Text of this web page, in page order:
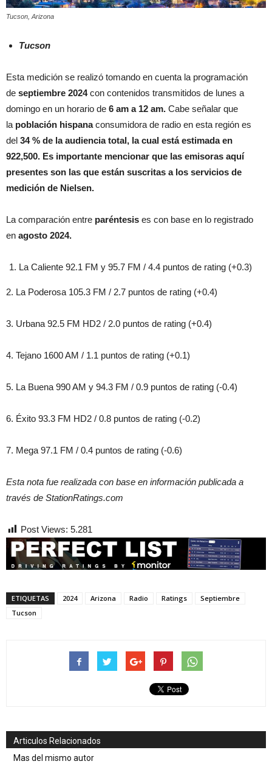
Tucson, Arizona
Tucson
Esta medición se realizó tomando en cuenta la programación
de septiembre 2024con contenidos transmitidos de lunes a
domingo en un horario de 6 am a 12 am. Cabe señalar que
la población hispanaconsumidora de radio en esta región es
del 34 % de la audiencia total, la cual está estimada en
922,500. Es importante mencionar que las emisoras aquí
presentes son las que están suscritas a los servicios de
medición de Nielsen.
La comparación entre paréntesis es con base en lo registrado
en agosto 2024.
La Caliente 92.1 FM y 95.7 FM / 4.4 puntos de rating (+0.3)
2. La Poderosa 105.3 FM / 2.7 puntos de rating (+0.4)
3. Urbana 92.5 FM HD2 / 2.0 puntos de rating (+0.4)
4. Tejano 1600 AM / 1.1 puntos de rating (+0.1)
5. La Buena 990 AM y 94.3 FM / 0.9 puntos de rating (-0.4)
6. Éxito 93.3 FM HD2 / 0.8 puntos de rating (-0.2)
7. Mega 97.1 FM / 0.4 puntos de rating (-0.6)
Esta nota fue realizada con base en información publicada a
través de StationRatings.com
Post Views: 5.281
ETIQUETAS 2024 Arizona Radio Ratings
Septiembre
Tucson
Articulos Relacionados
Mas del mismo autor